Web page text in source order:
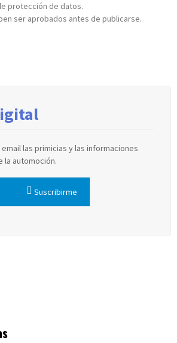
protección de datos.
ser aprobados antes de publicarse.
las primicias y las informaciones
la automoción.
Suscribirme